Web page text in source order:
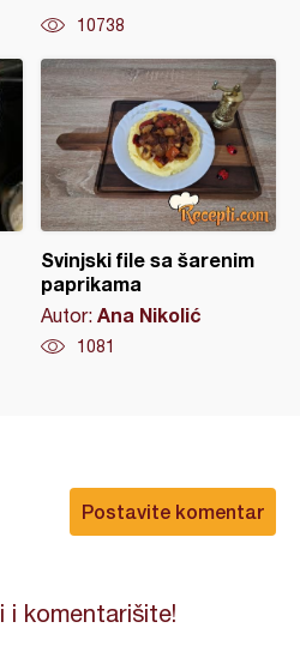
10738
Svinjski file sa šarenim
paprikama
Autor: Ana Nikolić
1081
Postavite komentar
i komentarišite!